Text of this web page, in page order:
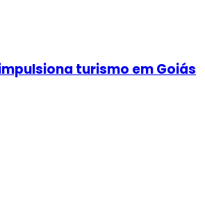
turismo em Goiás